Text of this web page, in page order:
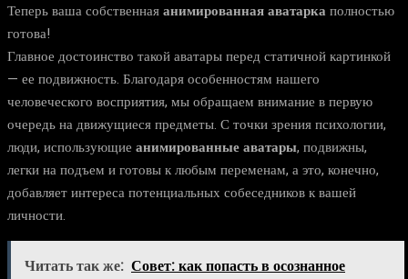
Теперь ваша собственнаяанимированная аватаркаполностью
готова!
Главное достоинство такой аватары перед статичной картинкой
— ее подвижность. Благодаря особенностям нашего
человеческого восприятия, мы обращаем внимание в первую
очередь на движущиеся предметы. С точки зрения психологии,
люди, использующие анимированные аватары, подвижны,
легки на подъем и готовы к любым переменам, а это, конечно,
добавляет интереса потенциальных собеседников к вашей
личности.
Читать так же: Совет: как попасть в осознанное